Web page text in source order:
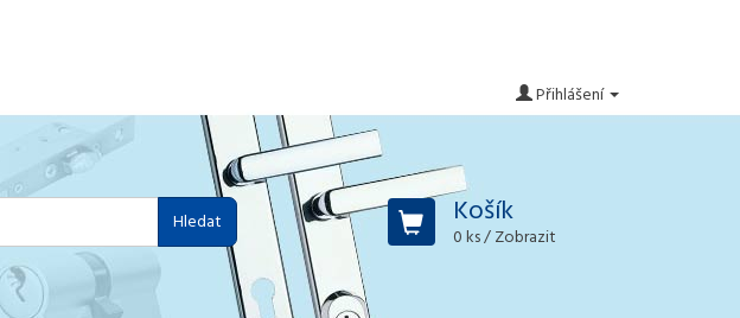
Přihlášení
Hledat Košík
0 ks/ Zobrazit